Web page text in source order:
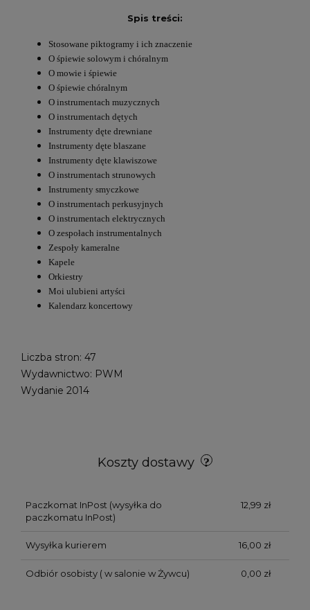
Spis treści:
Stosowane piktogramy i ich znaczenie
O śpiewie solowym i chóralnym
O mowie i śpiewie
O śpiewie chóralnym
O instrumentach muzycznych
O instrumentach dętych
Instrumenty dęte drewniane
Instrumenty dęte blaszane
Instrumenty dęte klawiszowe
O instrumentach strunowych
Instrumenty smyczkowe
O instrumentach perkusyjnych
O instrumentach elektrycznych
O zespołach instrumentalnych
Zespoły kameralne
Kapele
Orkiestry
Moi ulubieni artyści
Kalendarz koncertowy
Liczba stron: 47
Wydawnictwo: PWM
Wydanie 2014
Koszty dostawy
Paczkomat InPost (wysyłka do
paczkomatu InPost)
12,99 zł
Wysyłka kurierem 16,00 zł
Odbiór osobisty( w salonie w Żywcu) 0,00 zł